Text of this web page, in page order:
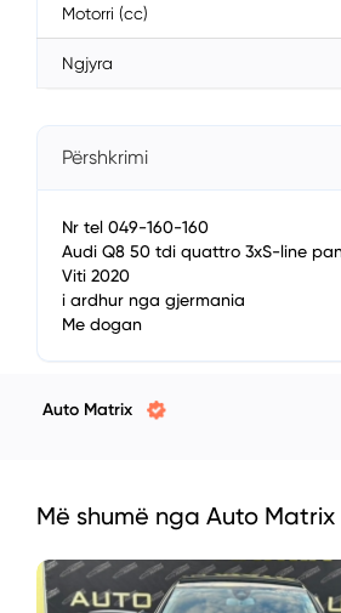
Motorri (cc)
Ngjyra
Përshkrimi
Nr tel 049-160-160
Audi Q8 50 tdi quattro 3xS-line
Viti 2020
i ardhur nga gjermania
Me dogan
Auto Matrix
Më shumë nga Auto Matrix